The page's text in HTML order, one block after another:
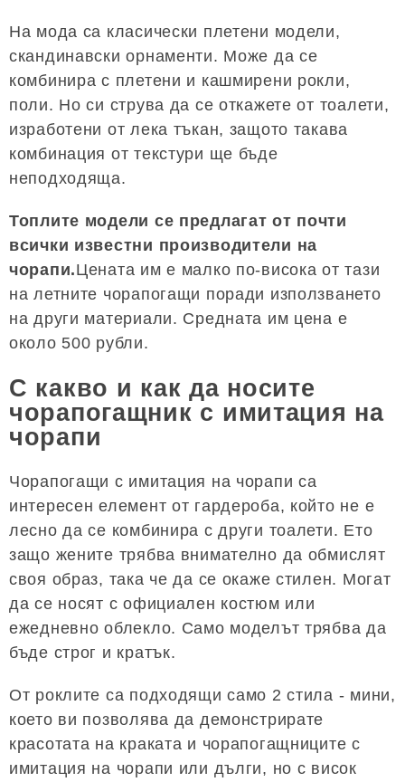
На мода са класически плетени модели,
скандинавски орнаменти. Може да се
комбинира с плетени и кашмирени рокли,
поли. Но си струва да се откажете от тоалети,
изработени от лека тъкан, защото такава
комбинация от текстури ще бъде
неподходяща.
Топлите модели се предлагат от почти
всички известни производители на
чорапи.Цената им е малко по-висока от тази
на летните чорапогащи поради използването
на други материали. Средната им цена е
около 500 рубли.
С какво и как да носите
чорапогащник с имитация на
чорапи
Чорапогащи с имитация на чорапи са
интересен елемент от гардероба, който не е
лесно да се комбинира с други тоалети. Ето
защо жените трябва внимателно да обмислят
своя образ, така че да се окаже стилен. Могат
да се носят с официален костюм или
ежедневно облекло. Само моделът трябва да
бъде строг и кратък.
От роклите са подходящи само 2 стила - мини,
което ви позволява да демонстрирате
красотата на краката и чорапогащниците с
имитация на чорапи или дълги, но с висок